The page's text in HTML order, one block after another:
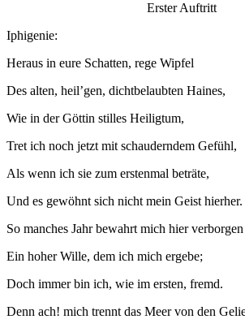
Erster Auftritt
Iphigenie:
Heraus in eure Schatten, rege Wipfel
Des alten, heil’gen, dichtbelaubten Haines,
Wie in der Göttin stilles Heiligtum,
Tret ich noch jetzt mit schauderndem Gefühl,
Als wenn ich sie zum erstenmal beträte,
Und es gewöhnt sich nicht mein Geist hierher.
So manches Jahr bewahrt mich hier verborgen
Ein hoher Wille, dem ich mich ergebe;
Doch immer bin ich, wie im ersten, fremd.
Denn ach! mich trennt das Meer von den